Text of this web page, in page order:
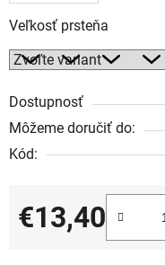
Veľkosť prsteňa
Dostupnosť
Môžeme doručiť do:
Kód:
€13,40
Jednotková cena: